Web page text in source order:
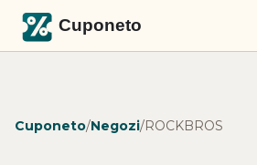
Cuponeto/Negozi/ROCKBROS